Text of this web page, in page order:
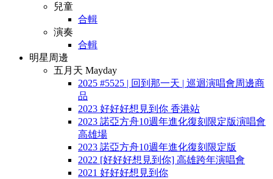
兒童
合輯
演奏
合輯
明星周邊
五月天 Mayday
2025 #5525 | 回到那一天 | 巡迴演唱會周邊商
品
2023 好好好想見到你 香港站
2023 諾亞方舟10週年進化復刻限定版演唱會
高雄場
2023 諾亞方舟10週年進化復刻限定版
2022 [好好好想見到你] 高雄跨年演唱會
2021 好好好想見到你